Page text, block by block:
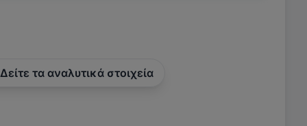
Δείτε τα αναλυτικά στοιχεία